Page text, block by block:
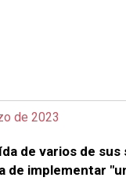
de 2023
de varios de sus
de implementar